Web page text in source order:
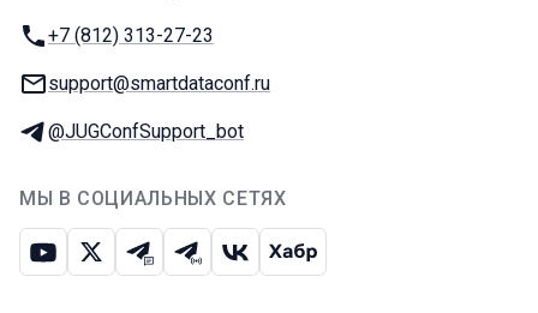
Телефон:
+7 (812) 313-27-23
E-mail:
support@smartdataconf.ru
Телеграм:
@JUGConfSupport_bot
МЫ В СОЦИАЛЬНЫХ СЕТЯХ
ЮтубИкс Телеграм-чат
Телеграм-канал
ВКонтакте
Хабр